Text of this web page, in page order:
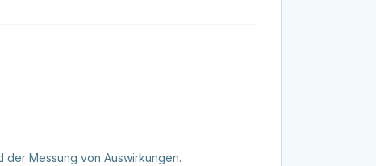
Messung von Auswirkungen.